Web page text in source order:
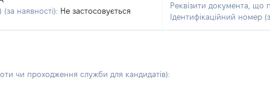
наявності): Не застосовується
Реквізити документа, що
Ідентифікаційний номер
чи проходження служби для кандидатів):